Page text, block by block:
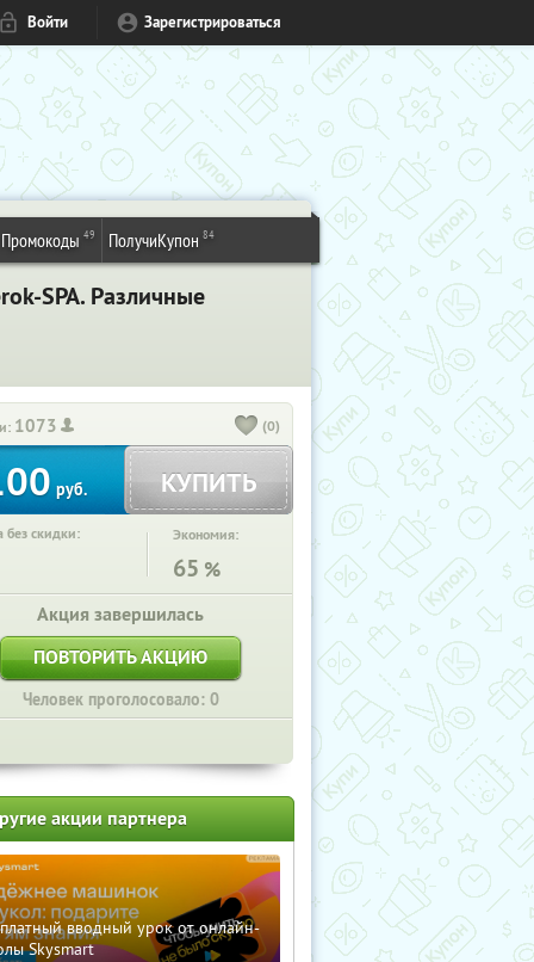
Войти Зарегистрироваться
Промокоды 49 ПолучиКупон 84
SPA. Различные
1073 (0)
руб. КУПИТЬ
без скидки: Экономия:
65 %
Акция завершилась
ПОВТОРИТЬ АКЦИЮ
Человек проголосовало: 0
акции партнера
вводный урок от онлайн-
Skysmart